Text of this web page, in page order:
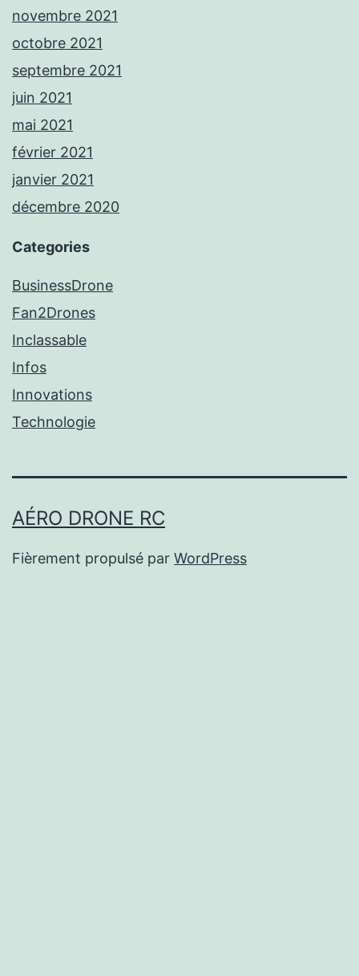
novembre 2021
octobre 2021
septembre 2021
juin 2021
mai 2021
février 2021
janvier 2021
décembre 2020
Categories
BusinessDrone
Fan2Drones
Inclassable
Infos
Innovations
Technologie
AÉRO DRONE RC
Fièrement propulsé par WordPress